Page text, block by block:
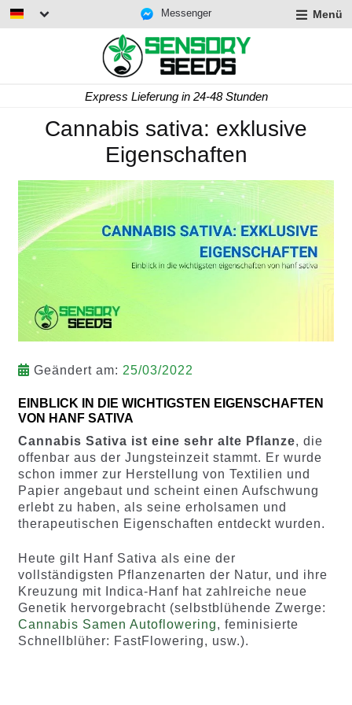
Messenger Menü
Express Lieferung in 24-48 Stunden
Cannabis sativa: exklusive
Eigenschaften
Geändert am: 25/03/2022
EINBLICK IN DIE WICHTIGSTEN EIGENSCHAFTEN
VON HANF SATIVA
Cannabis Sativa ist eine sehr alte Pflanze, die
offenbar aus der Jungsteinzeit stammt. Er wurde
schon immer zur Herstellung von Textilien und
Papier angebaut und scheint einen Aufschwung
erlebt zu haben, als seine erholsamen und
therapeutischen Eigenschaften entdeckt wurden.
Heute gilt Hanf Sativa als eine der
vollständigsten Pflanzenarten der Natur, und ihre
Kreuzung mit Indica-Hanf hat zahlreiche neue
Genetik hervorgebracht (selbstblühende Zwerge:
Cannabis Samen Autoflowering, feminisierte
Schnellblüher: FastFlowering, usw.).